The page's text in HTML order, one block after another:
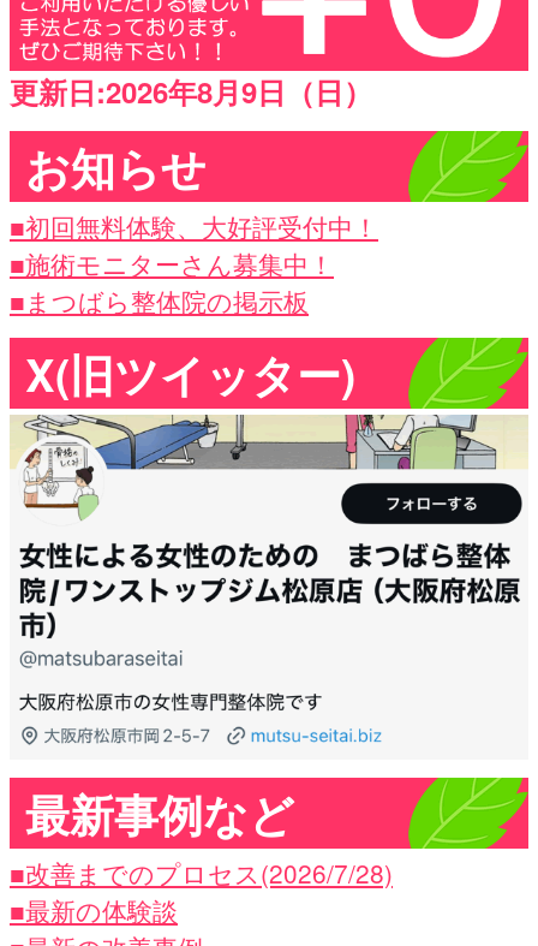
更新日:2026年8月9日（日）
お知らせ
■初回無料体験、大好評受付中！
■施術モニターさん募集中！
■まつばら整体院の掲示板
X(旧ツイッター)
最新事例など
■改善までのプロセス(2026/7/28)
■最新の体験談